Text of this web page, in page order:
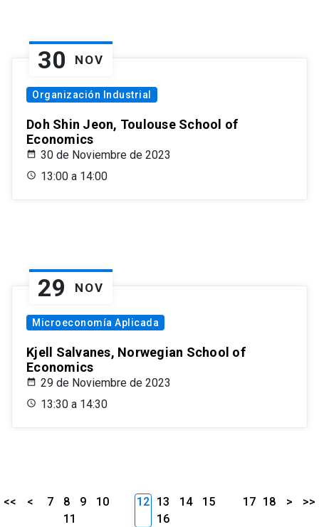
30 NOV
Organización Industrial
Doh Shin Jeon, Toulouse School of
Economics
30 de Noviembre de 2023
13:00 a 14:00
29 NOV
Microeconomía Aplicada
Kjell Salvanes, Norwegian School of
Economics
29 de Noviembre de 2023
13:30 a 14:30
<< < 7 8 9
10
11
12 13 14
15
16
17 18 > >>